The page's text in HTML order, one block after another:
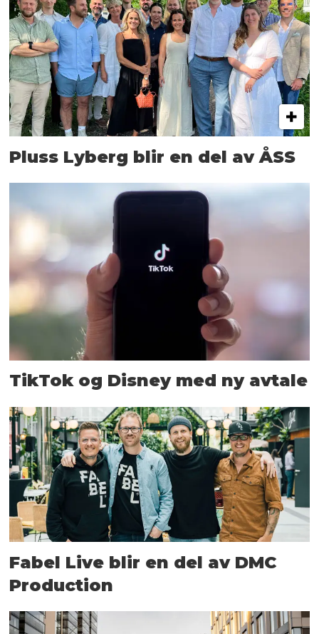
Pluss Lyberg blir en del av ÅSS
TikTok og Disney med ny avtale
Fabel Live blir en del av DMC
Production